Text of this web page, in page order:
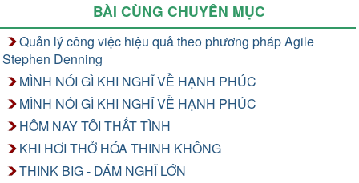
BÀI CÙNG CHUYÊN MỤC
Quản lý công việc hiệu quả theo phương pháp Agile
Stephen Denning
MÌNH NÓI GÌ KHI NGHĨ VỀ HẠNH PHÚC
MÌNH NÓI GÌ KHI NGHĨ VỀ HẠNH PHÚC
HÔM NAY TÔI THẤT TÌNH
KHI HƠI THỞ HÓA THINH KHÔNG
THINK BIG - DÁM NGHĨ LỚN